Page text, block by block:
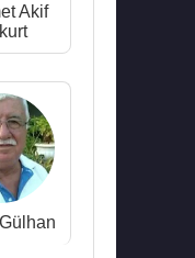
Akif